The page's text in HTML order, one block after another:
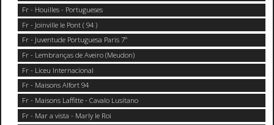
Fr - Houilles - Portugueses
Fr - Joinville le Pont ( 94 )
Fr - Juventude Portuguesa Paris 7°
Fr - Lembranças de Aveiro (Meudon)
Fr - Liceu Internacional
Fr - Maisons Alfort 94
Fr - Maisons Laffitte - Cavalo Lusitano
Fr - Mar a vista - Marly le Roi